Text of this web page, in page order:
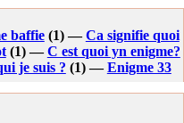
baffie(1) —Ca signifie quoi
(1) —C est quoi yn enigme?
je suis ? (1) —Enigme 33